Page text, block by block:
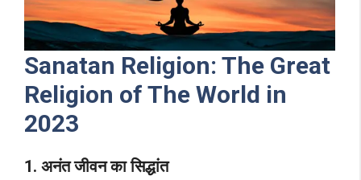
Sanatan Religion: The Great
Religion of The World in
2023
1. अनंत जीवन का सिद्धांत